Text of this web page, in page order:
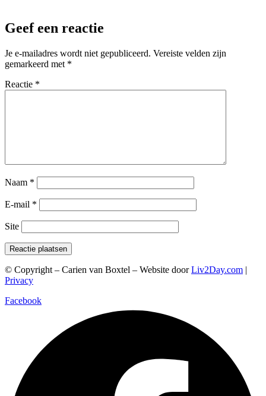
Geef een reactie
Je e-mailadres wordt niet gepubliceerd. Vereiste velden zijn
gemarkeerd met *
Reactie *
Naam *
E-mail *
Site
© Copyright – Carien van Boxtel – Website doorLiv2Day.com |
Privacy
Facebook